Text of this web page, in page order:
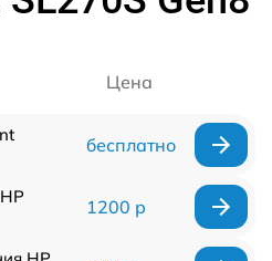
Цена
бесплатно
1200 р